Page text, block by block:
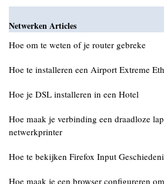
Netwerken Articles
Hoe om te weten of je router gebreke
Hoe te installeren een Airport Extreme
Hoe je DSL installeren in een Hotel
Hoe maak je verbinding een draadloze
netwerkprinter
Hoe te bekijken Firefox Input
Hoe maak je een browser configureren